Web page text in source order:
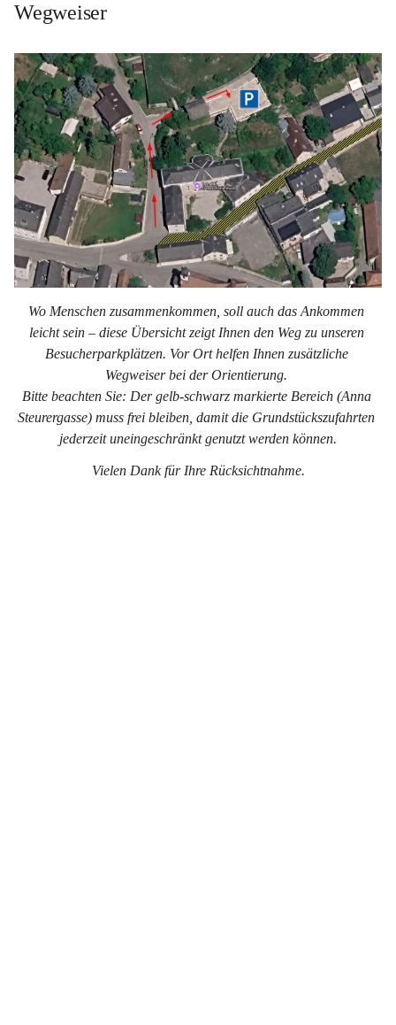
Wegweiser
Wo Menschen zusammenkommen, soll auch das Ankommen
leicht sein – diese Übersicht zeigt Ihnen den Weg zu unseren
Besucherparkplätzen. Vor Ort helfen Ihnen zusätzliche
Wegweiser bei der Orientierung.
Bitte beachten Sie: Der gelb-schwarz markierte Bereich (Anna
Steurergasse) muss frei bleiben, damit die Grundstückszufahrten
jederzeit uneingeschränkt genutzt werden können.
Vielen Dank für Ihre Rücksichtnahme.